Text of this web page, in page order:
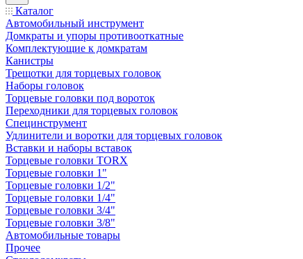
Каталог
Автомобильный инструмент
Домкраты и упоры противооткатные
Комплектующие к домкратам
Канистры
Трещотки для торцевых головок
Наборы головок
Торцевые головки под вороток
Переходники для торцевых головок
Специнструмент
Удлинители и воротки для торцевых головок
Вставки и наборы вставок
Торцевые головки TORX
Торцевые головки 1"
Торцевые головки 1/2"
Торцевые головки 1/4"
Торцевые головки 3/4"
Торцевые головки 3/8"
Автомобильные товары
Прочее